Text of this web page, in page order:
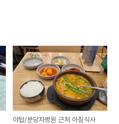
야탑/분당차병원 근처 아침식사